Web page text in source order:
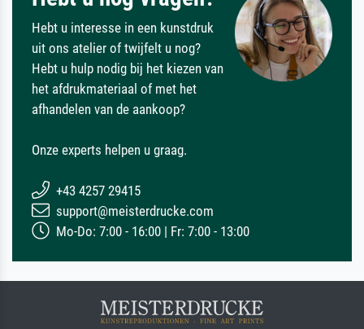
Hebt u interesse in een kunstdruk
uit ons atelier of twijfelt u nog?
Hebt u hulp nodig bij het kiezen van
het afdrukmateriaal of met het
afhandelen van de aankoop?
Onze experts helpen u graag.
+43 4257 29415
support@meisterdrucke.com
Mo-Do: 7:00 - 16:00 | Fr: 7:00 - 13:00